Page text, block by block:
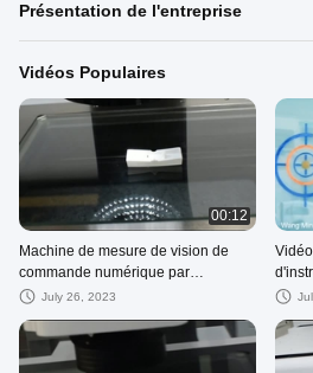
Présentation de l'entreprise
Vidéos Populaires
00:12
Machine de mesure de vision de
commande numérique par
ordinateur
July 26, 2023